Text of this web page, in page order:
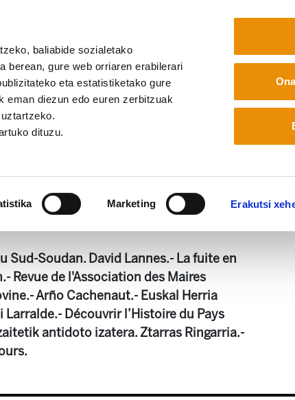
baliabide sozialetako
berean, gure web orriaren erabilerari
eta estatistiketako gure
eman diezun edo euren zerbitzuak
dituzu.
Marketing Erakutsi
Sud-Soudan. David Lannes.- La fuite en
Revue de l'Association des Maires
Arño Cachenaut.- Euskal Herria
Découvrir l’Histoire du Pays
antidoto izatera. Ztarras Ringarria.-